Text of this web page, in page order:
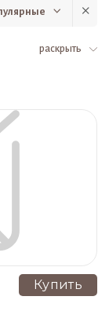
раскрыть
(9)
(2)
Купить